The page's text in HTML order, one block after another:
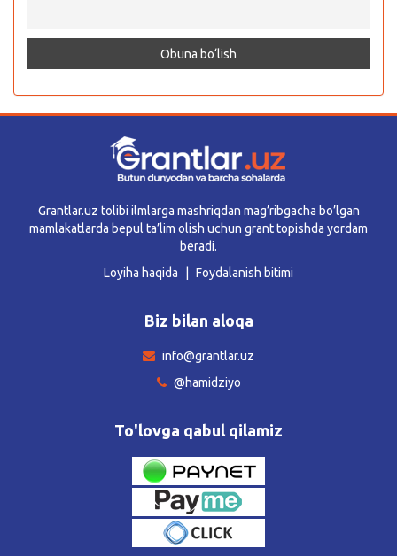
Grantlar.uz tolibi ilmlarga mashriqdan mag’ribgacha bo’lgan
mamlakatlarda bepul ta’lim olish uchun grant topishda yordam
beradi.
Loyiha haqida
Foydalanish bitimi
Biz bilan aloqa
info@grantlar.uz
@hamidziyo
To'lovga qabul qilamiz